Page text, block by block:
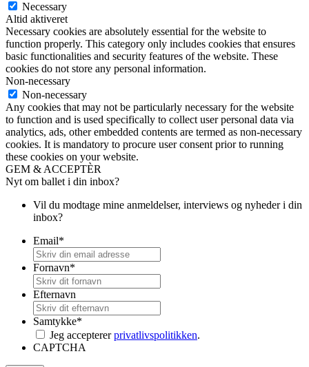
Necessary
Altid aktiveret
Necessary cookies are absolutely essential for the website to
function properly. This category only includes cookies that ensures
basic functionalities and security features of the website. These
cookies do not store any personal information.
Non-necessary
Non-necessary
Any cookies that may not be particularly necessary for the website
to function and is used specifically to collect user personal data via
analytics, ads, other embedded contents are termed as non-necessary
cookies. It is mandatory to procure user consent prior to running
these cookies on your website.
GEM & ACCEPTÈR
Nyt om ballet i din inbox?
Vil du modtage mine anmeldelser, interviews og nyheder i din
inbox?
Email*
Fornavn*
Efternavn
Samtykke*
Jeg acceptererprivatlivspolitikken.
CAPTCHA